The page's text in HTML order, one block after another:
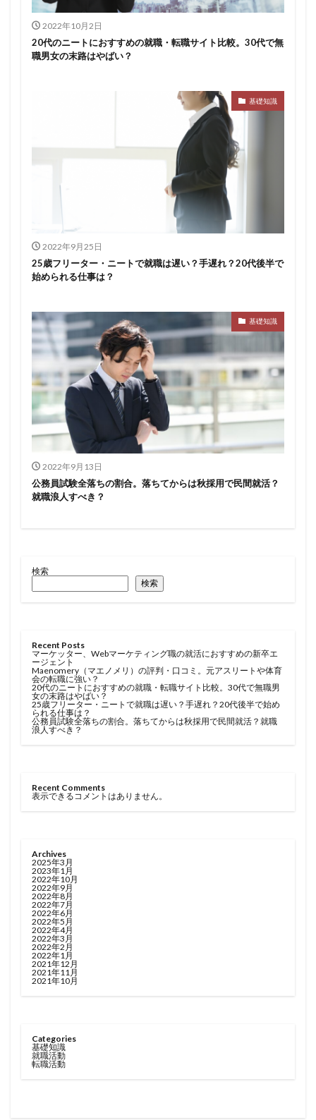
2022年10月2日
20代のニートにおすすめの就職・転職サイト比較。30代で無
職男女の末路はやばい？
基礎知識
2022年9月25日
25歳フリーター・ニートで就職は遅い？手遅れ？20代後半で
始められる仕事は？
基礎知識
2022年9月13日
公務員試験全落ちの割合。落ちてからは秋採用で民間就活？
就職浪人すべき？
検索
検索
Recent Posts
マーケッター、Webマーケティング職の就活におすすめの新卒エ
ージェント
Maenomery（マエノメリ）の評判・口コミ。元アスリートや体育
会の転職に強い？
20代のニートにおすすめの就職・転職サイト比較。30代で無職男
女の末路はやばい？
25歳フリーター・ニートで就職は遅い？手遅れ？20代後半で始め
られる仕事は？
公務員試験全落ちの割合。落ちてからは秋採用で民間就活？就職
浪人すべき？
Recent Comments
表示できるコメントはありません。
Archives
2025年3月
2023年1月
2022年10月
2022年9月
2022年8月
2022年7月
2022年6月
2022年5月
2022年4月
2022年3月
2022年2月
2022年1月
2021年12月
2021年11月
2021年10月
Categories
基礎知識
就職活動
転職活動